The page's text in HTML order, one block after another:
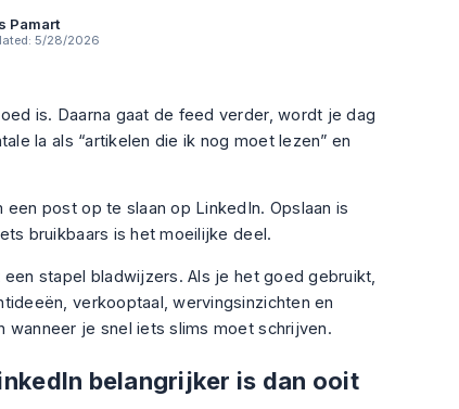
Pamart
5/28/2026
is. Daarna gaat de feed verder, wordt je dag
la als “artikelen die ik nog moet lezen” en
post op te slaan op LinkedIn. Opslaan is
bruikbaars is het moeilijke deel.
stapel bladwijzers. Als je het goed gebruikt,
verkooptaal, wervingsinzichten en
je snel iets slims moet schrijven.
belangrijker is dan ooit